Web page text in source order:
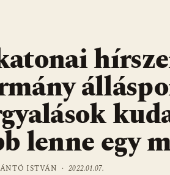
lenne egy
ISTVÁN ·2022.01.07.